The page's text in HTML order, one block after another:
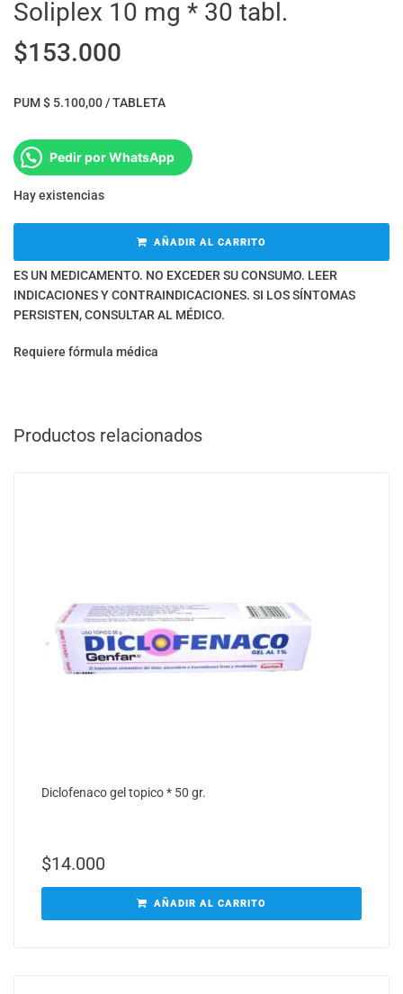
Soliplex 10 mg * 30 tabl.
$153.000
PUM $ 5.100,00 / TABLETA
Pedir por WhatsApp
Hay existencias
AÑADIR AL CARRITO
ES UN MEDICAMENTO. NO EXCEDER SU CONSUMO. LEER
INDICACIONES Y CONTRAINDICACIONES. SI LOS SÍNTOMAS
PERSISTEN, CONSULTAR AL MÉDICO.
Requiere fórmula médica
Productos relacionados
Diclofenaco gel topico * 50 gr.
$14.000
AÑADIR AL CARRITO